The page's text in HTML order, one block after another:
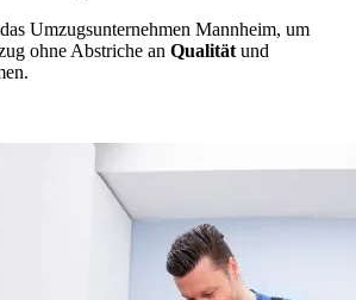
Umzugsunternehmen Mannheim, um
ohne Abstriche an Qualität und